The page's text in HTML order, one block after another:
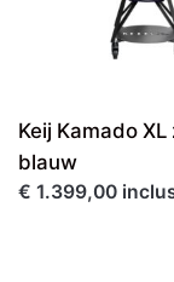
Keij Kamado
blauw
€ 1.399,00